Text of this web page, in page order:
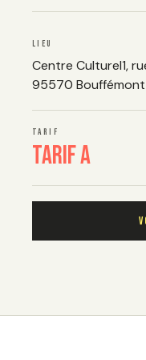
LIEU
Centre Culturel1,
95570 Bouffémont
TARIF
Tarif A